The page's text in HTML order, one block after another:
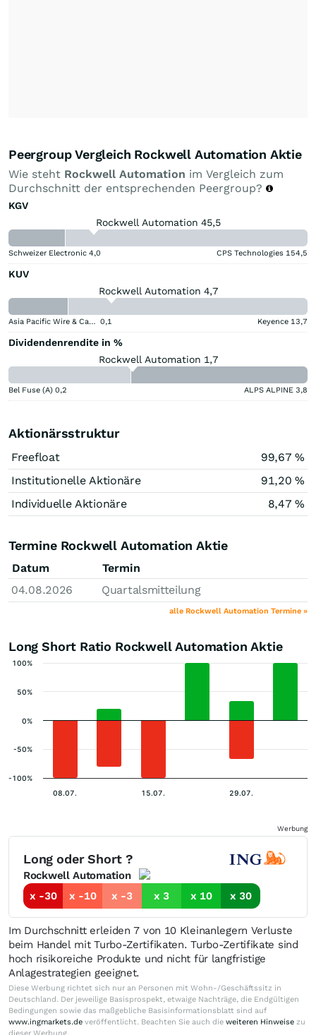
Peergroup Vergleich Rockwell Automation Aktie
Wie steht Rockwell Automation im Vergleich zum
Durchschnitt der entsprechenden Peergroup?
KGV
Rockwell Automation 45,5
Schweizer Electronic 4,0 CPS Technologies 154,5
KUV
Rockwell Automation 4,7
Asia Pacific Wire & Cable 0,1 Keyence 13,7
Dividendenrendite in %
Rockwell Automation 1,7
Bel Fuse (A) 0,2 ALPS ALPINE 3,8
Aktionärsstruktur
Freefloat
99,67 %
Institutionelle Aktionäre
91,20 %
Individuelle Aktionäre
8,47 %
Termine Rockwell Automation Aktie
Datum
Termin
04.08.2026
Quartalsmitteilung
alle Rockwell Automation Termine »
Long Short Ratio Rockwell Automation Aktie
08.07. 15.07. 29.07.
-100%
-50%
0%
50%
100%
Werbung
Long oder Short ?
Rockwell Automation
x -30
x -10 x -3 x 3 x 10 x 30
Im Durchschnitt erleiden 7 von 10 Kleinanlegern Verluste
beim Handel mit Turbo-Zertifikaten. Turbo-Zertifikate sind
hoch risikoreiche Produkte und nicht für langfristige
Anlagestrategien geeignet.
Diese Werbung richtet sich nur an Personen mit Wohn-/Geschäftssitz in
Deutschland. Der jeweilige Basisprospekt, etwaige Nachträge, die Endgültigen
Bedingungen sowie das maßgebliche Basisinformationsblatt sind auf
www.ingmarkets.de veröffentlicht. Beachten Sie auch die weiteren Hinweise zu
dieser Werbung.